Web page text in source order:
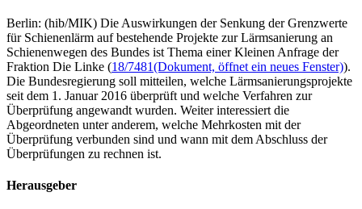
Berlin: (hib/MIK) Die Auswirkungen der Senkung der Grenzwerte
für Schienenlärm auf bestehende Projekte zur Lärmsanierung an
Schienenwegen des Bundes ist Thema einer Kleinen Anfrage der
Fraktion Die Linke (18/7481(Dokument, öffnet ein neues Fenster)).
Die Bundesregierung soll mitteilen, welche Lärmsanierungsprojekte
seit dem 1. Januar 2016 überprüft und welche Verfahren zur
Überprüfung angewandt wurden. Weiter interessiert die
Abgeordneten unter anderem, welche Mehrkosten mit der
Überprüfung verbunden sind und wann mit dem Abschluss der
Überprüfungen zu rechnen ist.
Herausgeber